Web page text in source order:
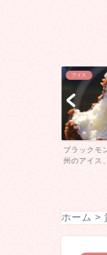
アイス
ブラックモ
州のアイス
ホーム >